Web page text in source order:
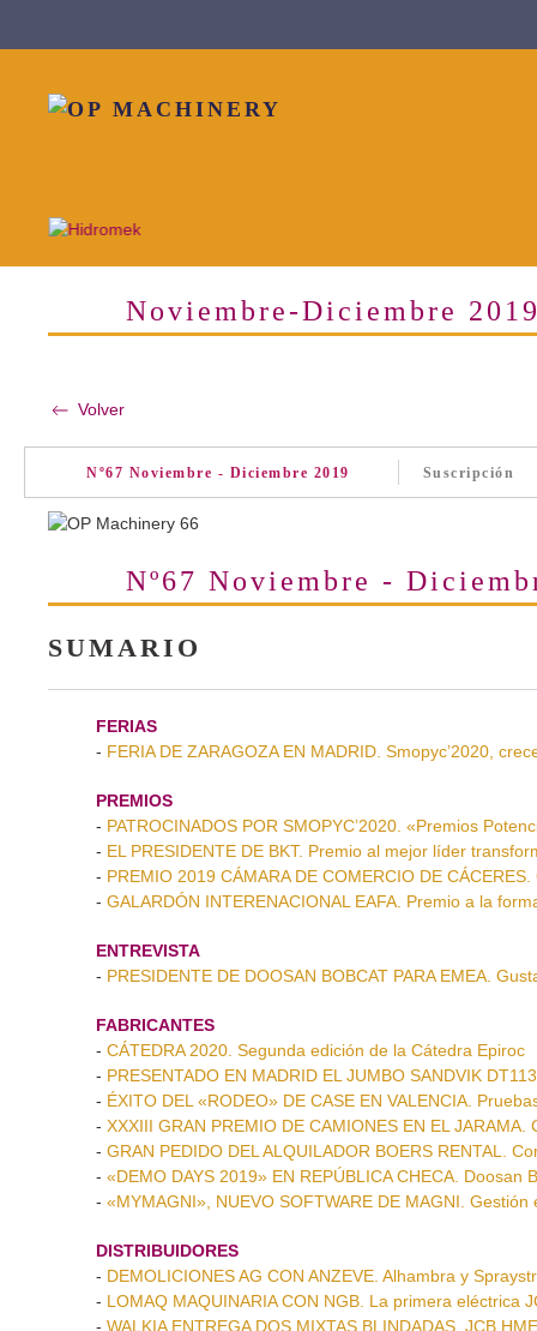
Noviembre-Diciembre 2019
Volver
Nº67 Noviembre - Diciembre 2019 Suscripción
Nº67 Noviembre -
SUMARIO
FERIAS
- FERIA DE ZARAGOZA EN MADRID. Smopyc’2020,
PREMIOS
- PATROCINADOS POR SMOPYC’2020. «Premios
- EL PRESIDENTE DE BKT. Premio al mejor líder
- PREMIO 2019 CÁMARA DE COMERCIO DE
- GALARDÓN INTERENACIONAL EAFA. Premio a la
ENTREVISTA
- PRESIDENTE DE DOOSAN BOBCAT PARA EMEA.
FABRICANTES
- CÁTEDRA 2020. Segunda edición de la Cátedra Epiroc
- PRESENTADO EN MADRID EL JUMBO SANDVIK
- ÉXITO DEL «RODEO» DE CASE EN VALENCIA.
- XXXIII GRAN PREMIO DE CAMIONES EN EL
- GRAN PEDIDO DEL ALQUILADOR BOERS RENTAL.
- «DEMO DAYS 2019» EN REPÚBLICA CHECA. Doosan
- «MYMAGNI», NUEVO SOFTWARE DE MAGNI. Gestión
DISTRIBUIDORES
- DEMOLICIONES AG CON ANZEVE. Alhambra y
- LOMAQ MAQUINARIA CON NGB. La primera eléctrica
- WALKIA ENTREGA DOS MIXTAS BLINDADAS. JCB